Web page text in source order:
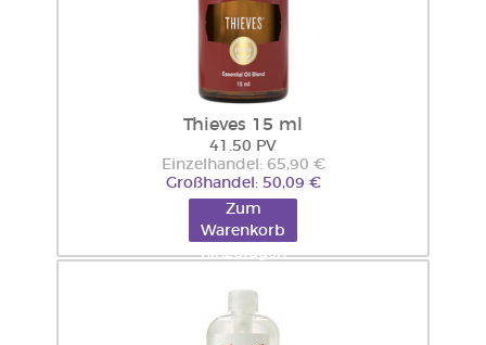
Thieves 15 ml
41.50 PV
Einzelhandel: 65,90 €
Großhandel: 50,09 €
Zum
Warenkorb
hinzufügen